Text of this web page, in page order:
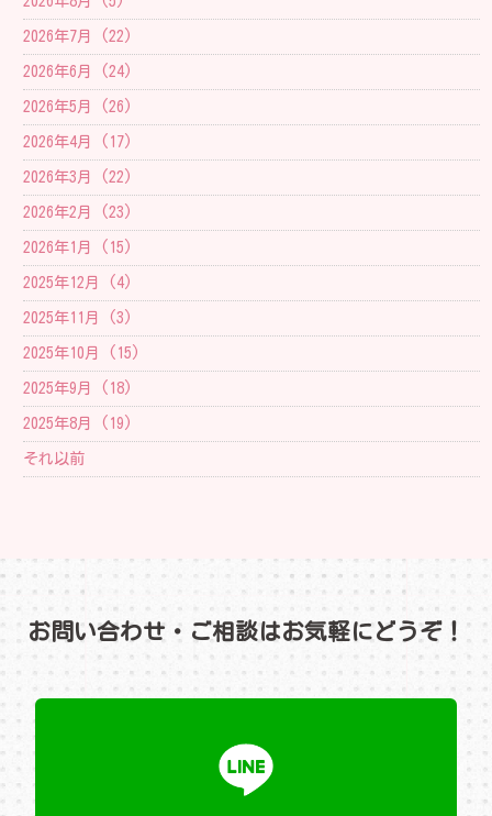
2026年7月 (22)
2026年6月 (24)
2026年5月 (26)
2026年4月 (17)
2026年3月 (22)
2026年2月 (23)
2026年1月 (15)
2025年12月 (4)
2025年11月 (3)
2025年10月 (15)
2025年9月 (18)
2025年8月 (19)
それ以前
お問い合わせ・ご相談はお気軽にどうぞ！